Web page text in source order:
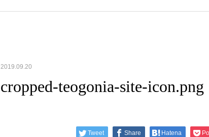
2019.09.20
cropped-teogonia-site-icon.png
Tweet Share Hatena